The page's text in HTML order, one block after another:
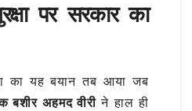
पर सरकार का
का यह बयान तब आया जब
बशीर अहमद वीरीने हाल ही